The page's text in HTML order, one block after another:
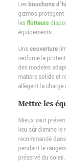
Lesbouchons
gizmos protègent
lesflotteurs
équipements.
Unecouverture
renforce la
des modèles
matière solide et
allègent la charge
Mettre les
Mieux vaut
lieu sûr élimine le
recommandé
pendant le
préservé du